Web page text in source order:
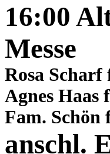
16:00
Messe
Rosa Scharf
Agnes Haas
Fam. Schön
anschl.